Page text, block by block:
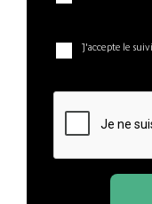
J'accepte le